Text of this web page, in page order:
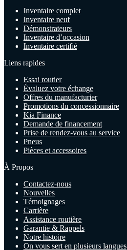
Inventaire complet
Inventaire neuf
Démonstrateurs
Inventaire d’occasion
Inventaire certifié
Liens rapides
Essai routier
Évaluez votre échange
Offres du manufacturier
Promotions du concessionnaire
Kia Finance
Demande de financement
Prise de rendez-vous au service
Pneus
Pièces et accessoires
À Propos
Contactez-nous
Nouvelles
Témoignages
Carrière
Assistance routière
Garantie & Rappels
Notre histoire
On vous sert en plusieurs langues